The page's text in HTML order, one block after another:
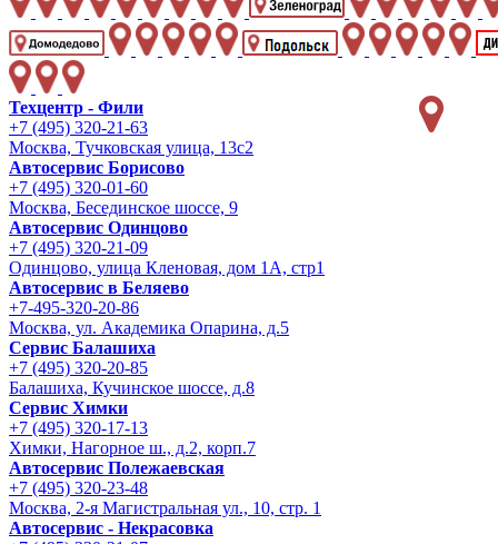
Техцентр - Фили
+7 (495) 320-21-63
Москва, Тучковская улица, 13с2
Автосервис Борисово
+7 (495) 320-01-60
Москва, Бесединское шоссе, 9
Автосервис Одинцово
+7 (495) 320-21-09
Одинцово, улица Кленовая, дом 1А, стр1
Автосервис в Беляево
+7-495-320-20-86
Москва, ул. Академика Опарина, д.5
Сервис Балашиха
+7 (495) 320-20-85
Балашиха, Кучинское шоссе, д.8
Сервис Химки
+7 (495) 320-17-13
Химки, Нагорное ш., д.2, корп.7
Автосервис Полежаевская
+7 (495) 320-23-48
Москва, 2-я Магистральная ул., 10, стр. 1
Автосервис - Некрасовка